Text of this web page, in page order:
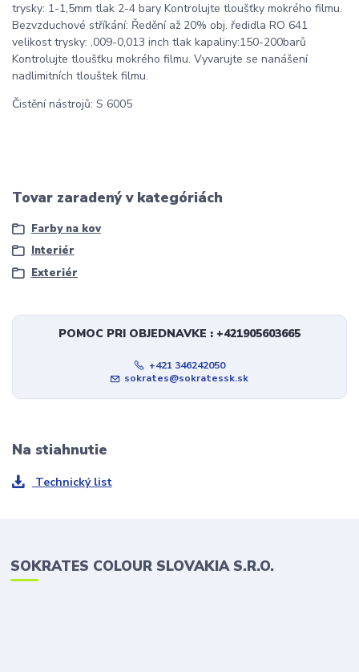
trysky: 1-1,5mm tlak 2-4 bary Kontrolujte tloušťky mokrého filmu.
Bezvzduchové stříkání: Ředění až 20% obj. ředidla RO 641
velikost trysky: ,009-0,013 inch tlak kapaliny:150-200barů
Kontrolujte tloušťku mokrého filmu. Vyvarujte se nanášení
nadlimitních tlouštek filmu.
Čistění nástrojů: S 6005
Tovar zaradený v kategóriách
Farby na kov
Interiér
Exteriér
POMOC PRI OBJEDNAVKE : +421905603665
+421 346242050
sokrates@sokratessk.sk
Na stiahnutie
Technický list
SOKRATES COLOUR SLOVAKIA S.R.O.